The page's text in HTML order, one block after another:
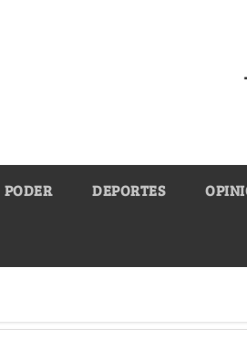
PODER DEPORTES